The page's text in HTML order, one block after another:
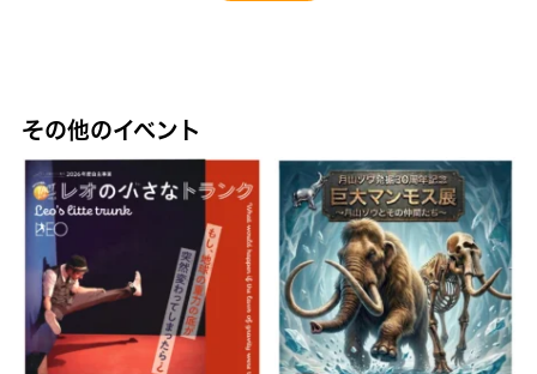
その他のイベント